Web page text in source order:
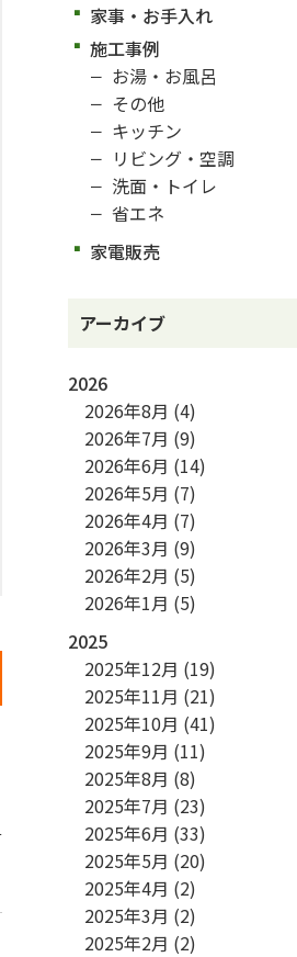
家事・お手入れ
施工事例
お湯・お風呂
その他
キッチン
リビング・空調
洗面・トイレ
省エネ
家電販売
アーカイブ
2026
2026年8月 (4)
2026年7月 (9)
2026年6月 (14)
2026年5月 (7)
2026年4月 (7)
2026年3月 (9)
2026年2月 (5)
2026年1月 (5)
2025
2025年12月 (19)
2025年11月 (21)
2025年10月 (41)
2025年9月 (11)
2025年8月 (8)
2025年7月 (23)
2025年6月 (33)
2025年5月 (20)
2025年4月 (2)
2025年3月 (2)
2025年2月 (2)